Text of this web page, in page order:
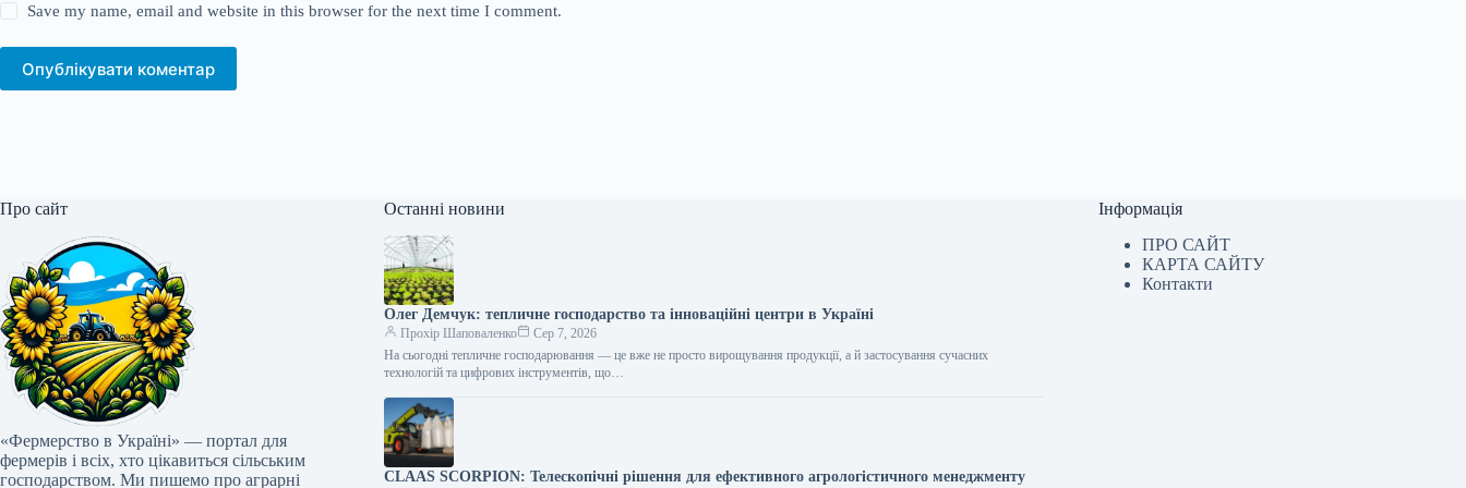
Save my name, email and website in this browser for the next time I comment.
Опублікувати коментар
Про сайт
«Фермерство в Україні» — портал для
фермерів і всіх, хто цікавиться сільським
господарством. Ми пишемо про аграрні
Останні новини
Олег Демчук: тепличне господарство та інноваційні центри в Україні
Прохір Шаповаленко
Сер 7, 2026
На сьогодні тепличне господарювання — це вже не просто вирощування продукції, а й застосування сучасних
технологій та цифрових інструментів, що…
CLAAS SCORPION: Телескопічні рішення для ефективного агрологістичного менеджменту
Інформація
ПРО САЙТ
КАРТА САЙТУ
Контакти